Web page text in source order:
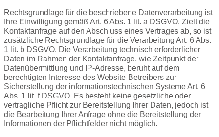
Rechtsgrundlage für die beschriebene Datenverarbeitung ist
Ihre Einwilligung gemäß Art. 6 Abs. 1 lit. a DSGVO. Zielt die
Kontaktanfrage auf den Abschluss eines Vertrages ab, so ist
zusätzliche Rechtsgrundlage für die Verarbeitung Art. 6 Abs.
1 lit. b DSGVO. Die Verarbeitung technisch erforderlicher
Daten im Rahmen der Kontaktanfrage, wie Zeitpunkt der
Datenübermittlung und IP-Adresse, beruht auf dem
berechtigten Interesse des Website-Betreibers zur
Sicherstellung der informationstechnischen Systeme Art. 6
Abs. 1 lit. f DSGVO. Es besteht keine gesetzliche oder
vertragliche Pflicht zur Bereitstellung Ihrer Daten, jedoch ist
die Bearbeitung Ihrer Anfrage ohne die Bereitstellung der
Informationen der Pflichtfelder nicht möglich.